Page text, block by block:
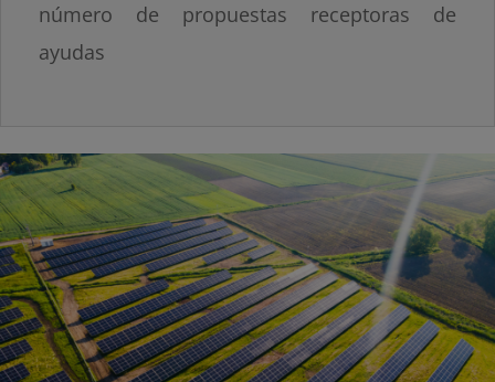
número de propuestas receptoras de
ayudas